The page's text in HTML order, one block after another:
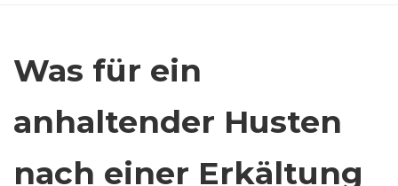
Was für ein
anhaltender Husten
nach einer Erkältung